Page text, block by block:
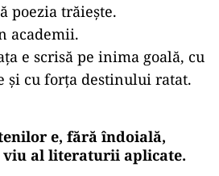
poezia trăiește.
academii.
e scrisă pe inima goală, cu
și cu forța destinului ratat.
e, fără îndoială,
al literaturii aplicate.